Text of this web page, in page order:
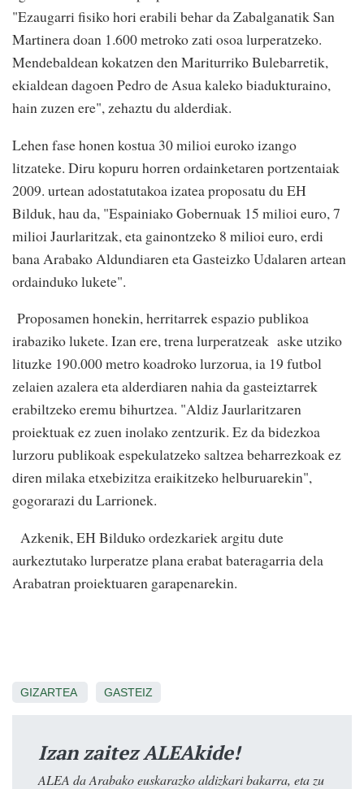
"Ezaugarri fisiko hori erabili behar da Zabalganatik San
Martinera doan 1.600 metroko zati osoa lurperatzeko.
Mendebaldean kokatzen den Mariturriko Bulebarretik,
ekialdean dagoen Pedro de Asua kaleko biadukturaino,
hain zuzen ere", zehaztu du alderdiak.
Lehen fase honen kostua 30 milioi euroko izango
litzateke. Diru kopuru horren ordainketaren portzentaiak
2009. urtean adostatutakoa izatea proposatu du EH
Bilduk, hau da, "Espainiako Gobernuak 15 milioi euro, 7
milioi Jaurlaritzak, eta gainontzeko 8 milioi euro, erdi
bana Arabako Aldundiaren eta Gasteizko Udalaren artean
ordainduko lukete".
Proposamen honekin, herritarrek espazio publikoa
irabaziko lukete. Izan ere, trena lurperatzeak aske utziko
lituzke 190.000 metro koadroko lurzorua, ia 19 futbol
zelaien azalera eta alderdiaren nahia da gasteiztarrek
erabiltzeko eremu bihurtzea. "Aldiz Jaurlaritzaren
proiektuak ez zuen inolako zentzurik. Ez da bidezkoa
lurzoru publikoak espekulatzeko saltzea beharrezkoak ez
diren milaka etxebizitza eraikitzeko helburuarekin",
gogorarazi du Larrionek.
Azkenik, EH Bilduko ordezkariek argitu dute
aurkeztutako lurperatze plana erabat bateragarria dela
Arabatran proiektuaren garapenarekin.
GIZARTEA GASTEIZ
Izan zaitez ALEAkide!
ALEA da Arabako euskarazko aldizkari bakarra, eta zu